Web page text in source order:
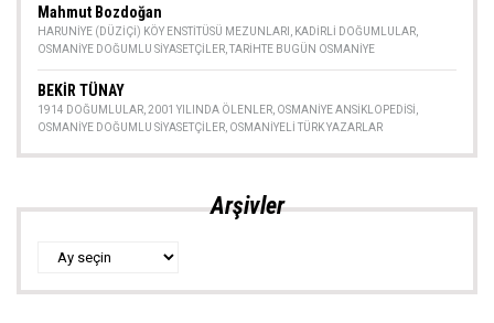
Mahmut Bozdoğan
HARUNIYE (DÜZIÇI) KÖY ENSTITÜSÜ MEZUNLARI KADIRLI DOĞUMLULAR
OSMANIYE DOĞUMLU SIYASETÇILER TARIHTE BUGÜN OSMANIYE
BEKİR TÜNAY
1914 DOĞUMLULAR 2001 YILINDA ÖLENLER OSMANIYE ANSIKLOPEDISI
OSMANIYE DOĞUMLU SIYASETÇILER OSMANIYELI TÜRK YAZARLAR
Arşivler
Arşivler